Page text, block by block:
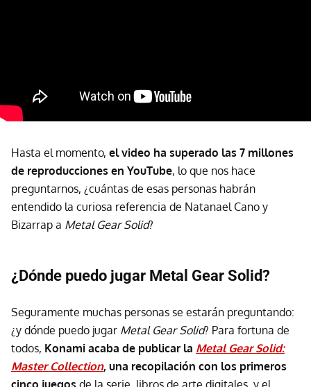
Hasta el momento, el video ha superado las 7 millones
de reproducciones en YouTube, lo que nos hace
preguntarnos, ¿cuántas de esas personas habrán
entendido la curiosa referencia de Natanael Cano y
Bizarrap a Metal Gear Solid?
¿Dónde puedo jugar Metal Gear Solid?
Seguramente muchas personas se estarán preguntando:
¿y dónde puedo jugar Metal Gear Solid? Para fortuna de
todos, Konami acaba de publicar la Metal Gear Solid:
Master Collection, una recopilación con los primeros